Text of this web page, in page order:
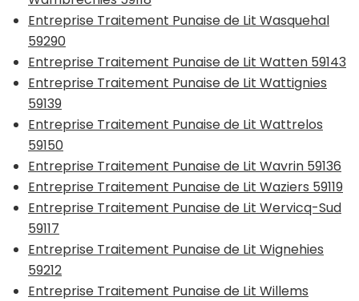
Entreprise Traitement Punaise de Lit Wasquehal
59290
Entreprise Traitement Punaise de Lit Watten 59143
Entreprise Traitement Punaise de Lit Wattignies
59139
Entreprise Traitement Punaise de Lit Wattrelos
59150
Entreprise Traitement Punaise de Lit Wavrin 59136
Entreprise Traitement Punaise de Lit Waziers 59119
Entreprise Traitement Punaise de Lit Wervicq-Sud
59117
Entreprise Traitement Punaise de Lit Wignehies
59212
Entreprise Traitement Punaise de Lit Willems